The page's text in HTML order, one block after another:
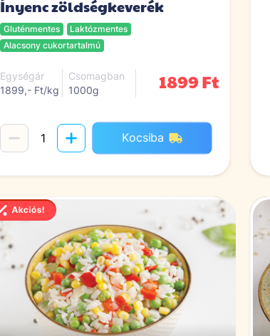
Ínyenc zöldségkeverék
Gluténmentes
Laktózmentes
Alacsony cukortartalmú
Egységár
1899,- Ft/kg
Csomagban
1000g
1899 Ft
Kocsiba